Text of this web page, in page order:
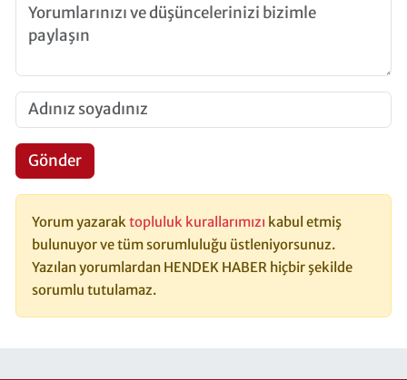
Gönder
Yorum yazaraktopluluk kurallarımızı kabul etmiş
bulunuyor ve tüm sorumluluğu üstleniyorsunuz.
Yazılan yorumlardan HENDEK HABER hiçbir şekilde
sorumlu tutulamaz.